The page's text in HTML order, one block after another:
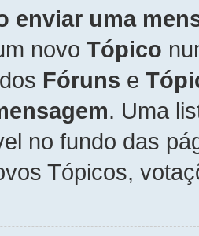
enviar uma
novo Tópico
Fóruns e
. Uma
no fundo das
Tópicos,